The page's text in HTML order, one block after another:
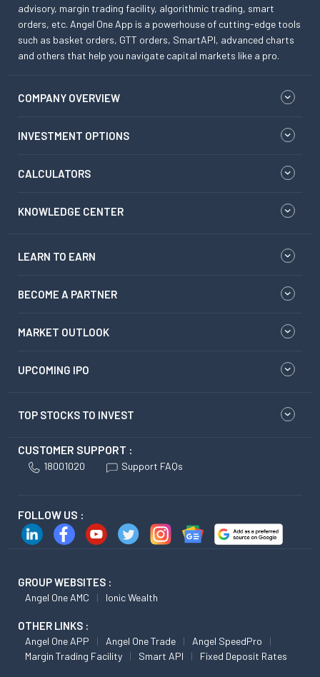
advisory, margin trading facility, algorithmic trading, smart
orders, etc. Angel One App is a powerhouse of cutting-edge tools
such as basket orders, GTT orders, SmartAPI, advanced charts
and others that help you navigate capital markets like a pro.
COMPANY OVERVIEW
INVESTMENT OPTIONS
CALCULATORS
KNOWLEDGE CENTER
LEARN TO EARN
BECOME A PARTNER
MARKET OUTLOOK
UPCOMING IPO
TOP STOCKS TO INVEST
CUSTOMER SUPPORT :
18001020 Support FAQs
FOLLOW US :
GROUP WEBSITES :
Angel One AMC Ionic Wealth
OTHER LINKS :
Angel One APP Angel One Trade
Angel SpeedPro
Margin Trading Facility
Smart API Fixed Deposit Rates